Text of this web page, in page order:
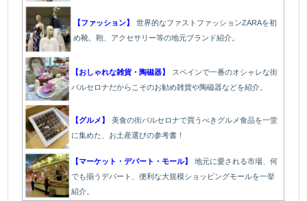
【ファッション】
世界的なファストファッションZARAを初
め靴、鞄、アクセサリー等の地元ブランド紹介。
【おしゃれな雑貨・陶磁器】
スペインで一番のオシャレな街
バルセロナだからこそのお勧め雑貨や陶磁器などを紹介。
【グルメ】
美食の街バルセロナで買うべきグルメ食品を一堂
に集めた、お土産選びの参考書！
【マーケット・デパート・モール】
地元に愛される市場、何
でも揃うデパート、便利な大規模ショッピングモールを一挙
紹介。